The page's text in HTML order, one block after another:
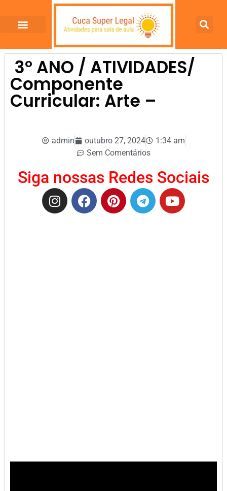
3º ANO / ATIVIDADES/
Componente
Curricular: Arte –
admin outubro 27, 2024
1:34 am
Sem Comentários
Siga nossas Redes Sociais